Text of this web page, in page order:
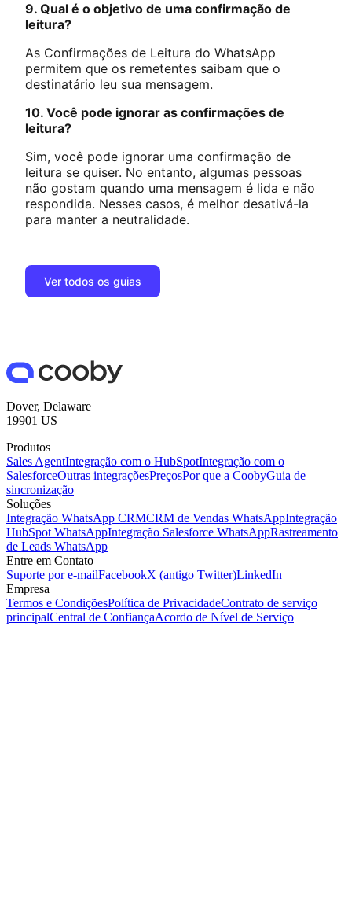
9. Qual é o objetivo de uma confirmação de
leitura?
As Confirmações de Leitura do WhatsApp
permitem que os remetentes saibam que o
destinatário leu sua mensagem.
10. Você pode ignorar as confirmações de
leitura?
Sim, você pode ignorar uma confirmação de
leitura se quiser. No entanto, algumas pessoas
não gostam quando uma mensagem é lida e não
respondida. Nesses casos, é melhor desativá-la
para manter a neutralidade.
Ver todos os guias
Dover, Delaware
19901 US
Produtos
Sales AgentIntegração com o HubSpotIntegração com o
SalesforceOutras integraçõesPreçosPor que a CoobyGuia de
sincronização
Soluções
Integração WhatsApp CRMCRM de Vendas WhatsAppIntegração
HubSpot WhatsAppIntegração Salesforce WhatsAppRastreamento
de Leads WhatsApp
Entre em Contato
Suporte por e-mailFacebookX (antigo Twitter)LinkedIn
Empresa
Termos e CondiçõesPolítica de PrivacidadeContrato de serviço
principalCentral de ConfiançaAcordo de Nível de Serviço